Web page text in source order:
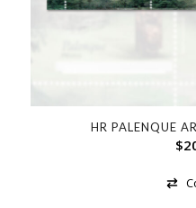
HR PALENQUE
$